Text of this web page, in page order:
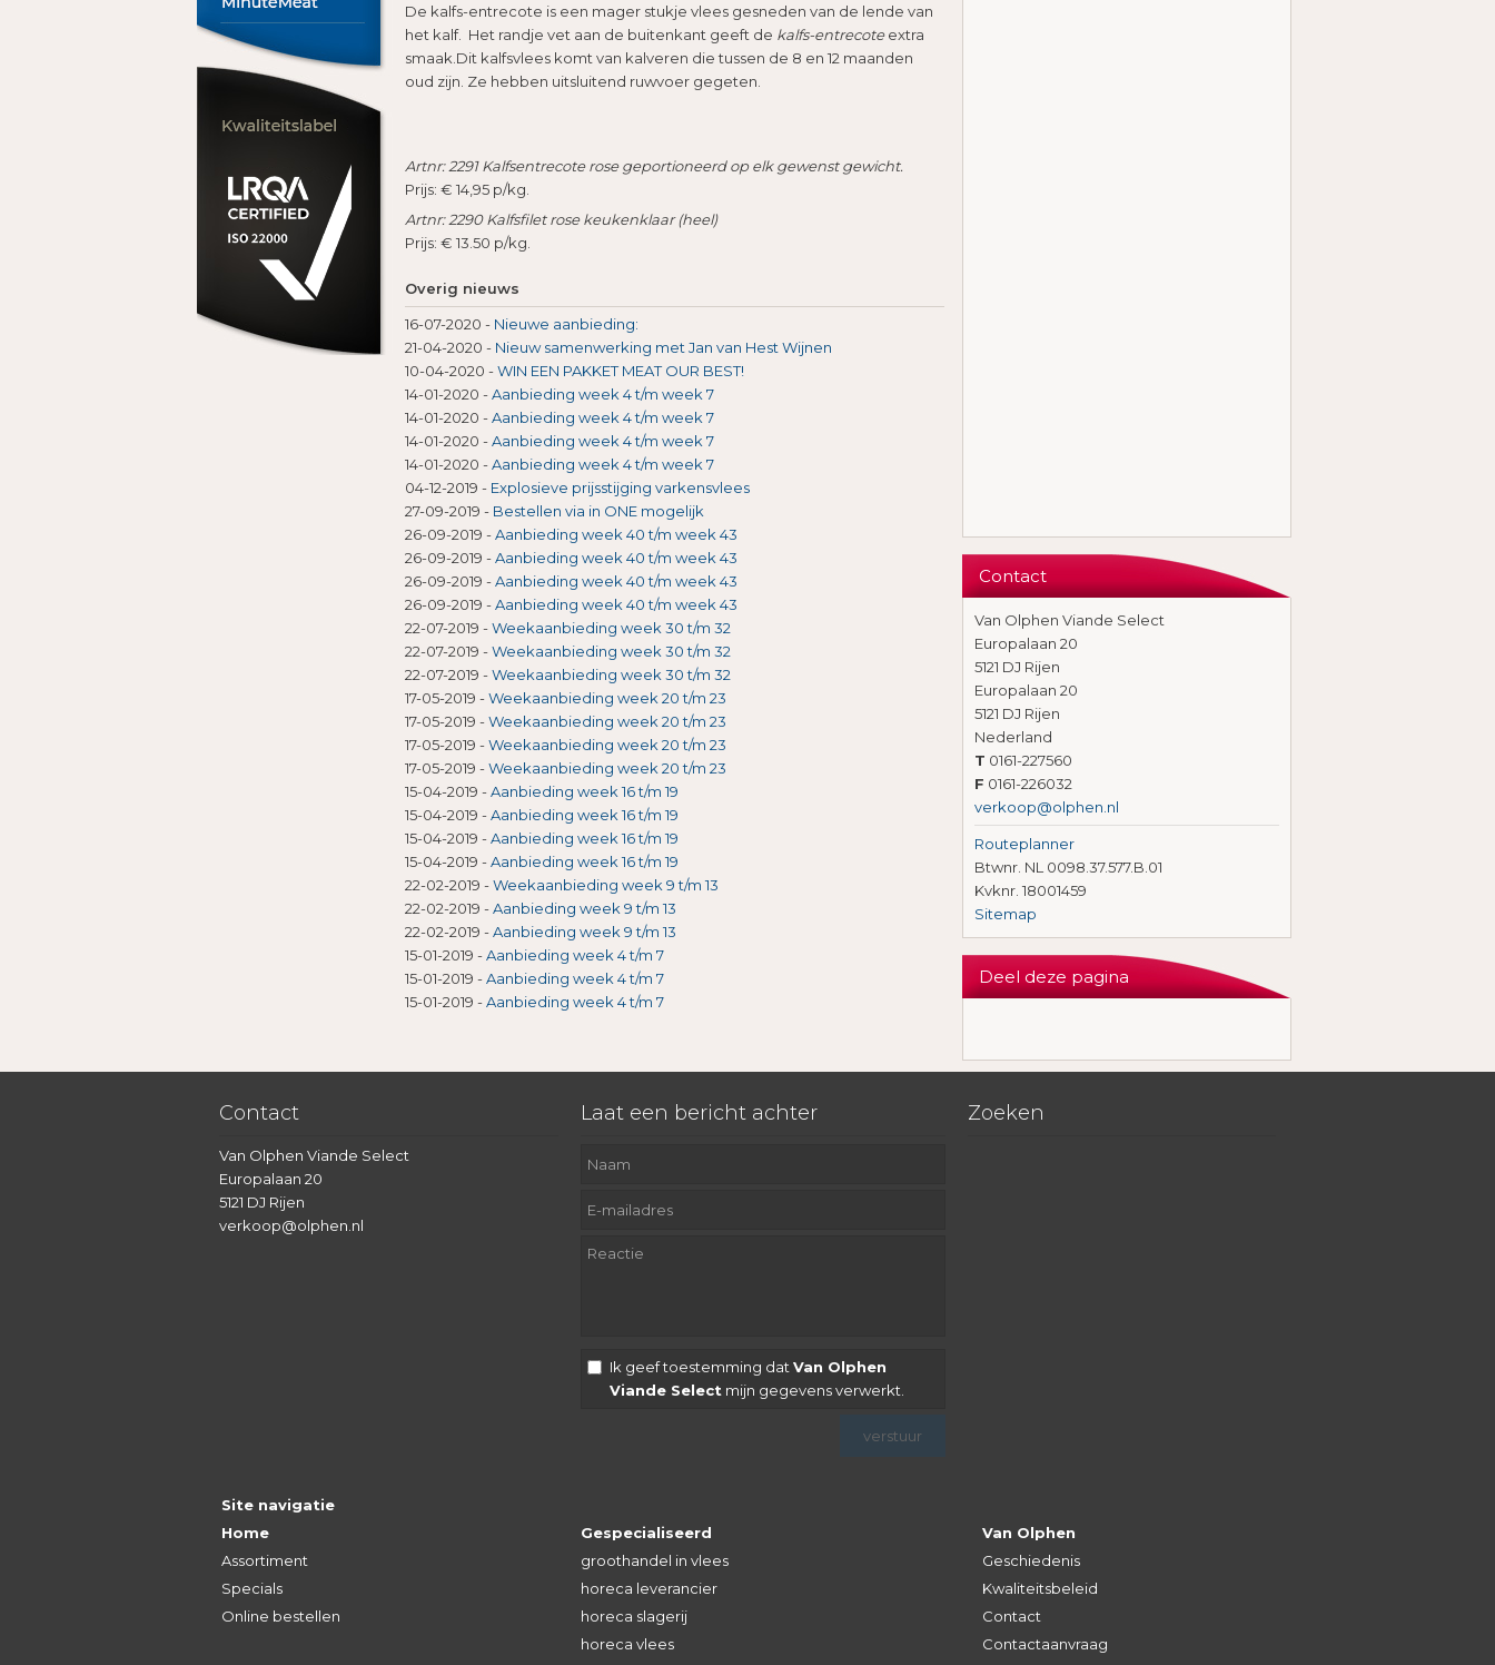
De kalfs-entrecote is een mager stukje vlees gesneden van de lende van
het kalf. Het randje vet aan de buitenkant geeft de kalfs-entrecoteextra
smaak.Dit kalfsvlees komt van kalveren die tussen de 8 en 12 maanden
oud zijn. Ze hebben uitsluitend ruwvoer gegeten.
Artnr: 2291 Kalfsentrecote rose geportioneerd op elk gewenst gewicht.
Prijs: € 14,95 p/kg.
Artnr: 2290 Kalfsfilet rose keukenklaar (heel)
Prijs: € 13.50 p/kg.
Overig nieuws
16-07-2020 - Nieuwe aanbieding:
21-04-2020 - Nieuw samenwerking met Jan van Hest Wijnen
10-04-2020 -WIN EEN PAKKET MEAT OUR BEST!
14-01-2020 -Aanbieding week 4 t/m week 7
14-01-2020 -Aanbieding week 4 t/m week 7
14-01-2020 -Aanbieding week 4 t/m week 7
14-01-2020 -Aanbieding week 4 t/m week 7
04-12-2019 - Explosieve prijsstijging varkensvlees
27-09-2019 - Bestellen via in ONE mogelijk
26-09-2019 -Aanbieding week 40 t/m week 43
26-09-2019 -Aanbieding week 40 t/m week 43
26-09-2019 -Aanbieding week 40 t/m week 43
26-09-2019 -Aanbieding week 40 t/m week 43
22-07-2019 -Weekaanbieding week 30 t/m 32
22-07-2019 -Weekaanbieding week 30 t/m 32
22-07-2019 -Weekaanbieding week 30 t/m 32
17-05-2019 -Weekaanbieding week 20 t/m 23
17-05-2019 -Weekaanbieding week 20 t/m 23
17-05-2019 -Weekaanbieding week 20 t/m 23
17-05-2019 -Weekaanbieding week 20 t/m 23
15-04-2019 -Aanbieding week 16 t/m 19
15-04-2019 -Aanbieding week 16 t/m 19
15-04-2019 -Aanbieding week 16 t/m 19
15-04-2019 -Aanbieding week 16 t/m 19
22-02-2019 -Weekaanbieding week 9 t/m 13
22-02-2019 -Aanbieding week 9 t/m 13
22-02-2019 -Aanbieding week 9 t/m 13
15-01-2019 -Aanbieding week 4 t/m 7
15-01-2019 -Aanbieding week 4 t/m 7
15-01-2019 -Aanbieding week 4 t/m 7
Contact
Van Olphen Viande Select
Europalaan 20
5121 DJ Rijen
Europalaan 20
5121 DJ Rijen
Nederland
T 0161-227560
F 0161-226032
verkoop@olphen.nl
Routeplanner
Btwnr. NL 0098.37.577.B.01
Kvknr. 18001459
Sitemap
Deel deze pagina
Contact
Van Olphen Viande Select
Europalaan 20
5121 DJ Rijen
verkoop@olphen.nl
Laat een bericht achter
Ik geef toestemming dat Van Olphen
Viande Select mijn gegevens verwerkt.
Zoeken
Site navigatie
Home
Gespecialiseerd
Van Olphen
Assortiment
groothandel in vlees
Geschiedenis
Specials
horeca leverancier
Kwaliteitsbeleid
Online bestellen
horeca slagerij
Contact
horeca vlees
Contactaanvraag